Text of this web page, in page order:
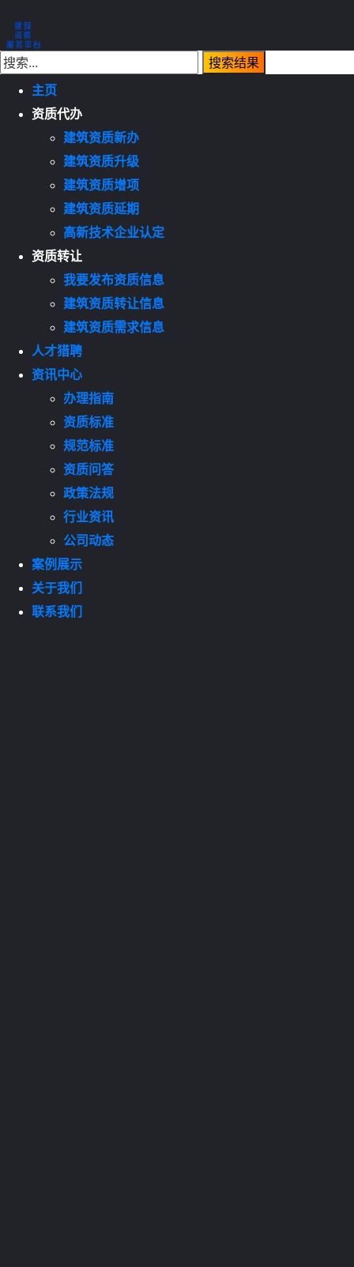
主页
资质代办
建筑资质新办
建筑资质升级
建筑资质增项
建筑资质延期
高新技术企业认定
资质转让
我要发布资质信息
建筑资质转让信息
建筑资质需求信息
人才猎聘
资讯中心
办理指南
资质标准
规范标准
资质问答
政策法规
行业资讯
公司动态
案例展示
关于我们
联系我们